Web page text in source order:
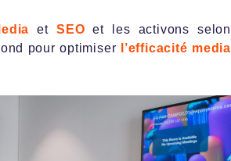
et SEO
et les activons selon
pour optimiser
l’efficacité media